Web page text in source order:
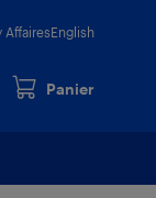
AffairesEnglish
Panier